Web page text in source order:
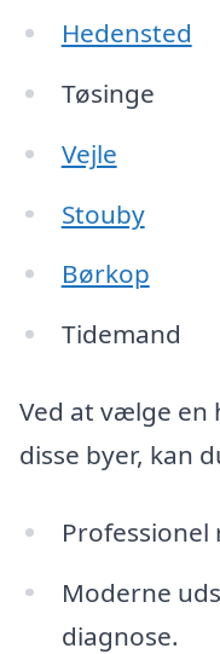
Hedensted
Tøsinge
Vejle
Stouby
Børkop
Tidemand
Ved at vælge en
disse byer, kan
Professionel
Moderne
diagnose.